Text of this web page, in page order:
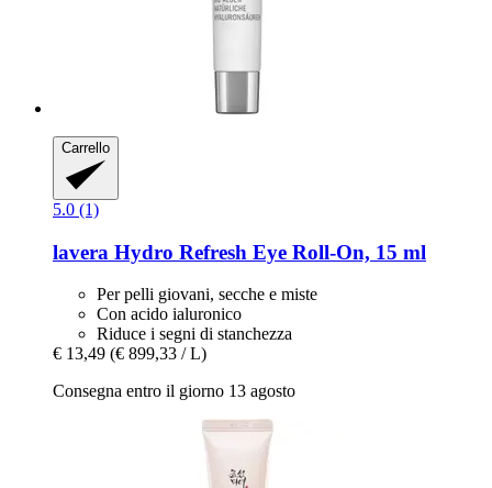
Carrello
5.0 (1)
lavera Hydro Refresh Eye Roll-​On, 15 ml
Per pelli giovani, secche e miste
Con acido ialuronico
Riduce i segni di stanchezza
€ 13,49 (€ 899,33 / L)
Consegna entro il giorno 13 agosto